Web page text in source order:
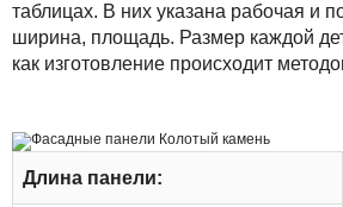
таблицах. В них указана рабочая и
ширина, площадь. Размер каждой
как изготовление происходит
Длина панели: